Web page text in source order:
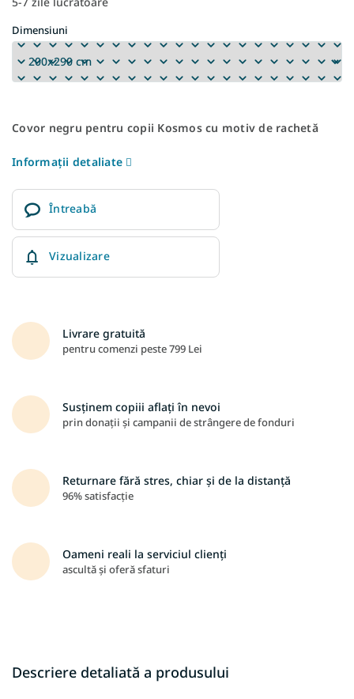
Dimensiuni
Covor negru pentru copii Kosmos cu motiv de rachetă
Informaţii detaliate
Întreabă
Vizualizare
Livrare gratuită
pentru comenzi peste 799 Lei
Susținem copiii aflați în nevoi
prin donații și campanii de strângere de fonduri
Returnare fără stres, chiar și de la distanță
96% satisfacție
Oameni reali la serviciul clienți
ascultă și oferă sfaturi
Descriere detaliată a produsului